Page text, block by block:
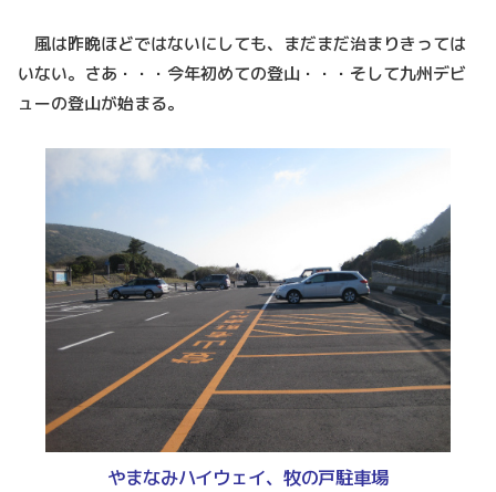
風は昨晩ほどではないにしても、まだまだ治まりきっては
いない。さあ・・・今年初めての登山・・・そして九州デビ
ューの登山が始まる。
やまなみハイウェイ、牧の戸駐車場